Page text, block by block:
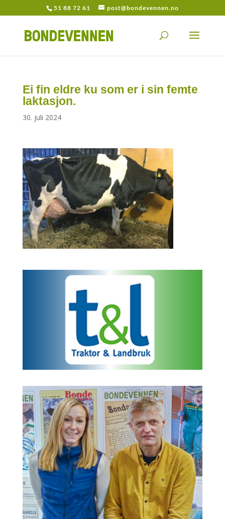
51 88 72 61 post@bondevennen.no
Ei fin eldre ku som er i sin femte
laktasjon.
30. juli 2024